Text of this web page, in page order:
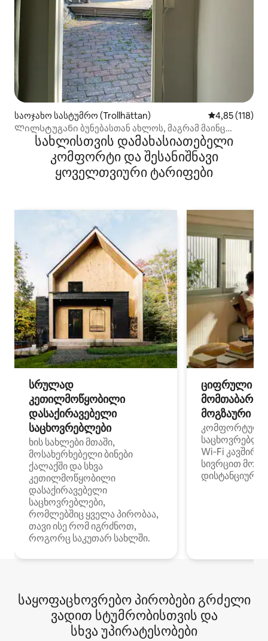
საოჯახო სასტუმრო (Trollhättan) საშუალო
4,85 (118)
Ლილსტუგანი ბუნებასთან ახლოს, მაგრამ მაინც
ცენტრალურ ადგილას
სახლისთვის დამახასიათებელი
კომფორტი და შესანიშნავი
ყოველთვიური ტარიფები
სრულად
კეთილმოწყობილი
დასაქირავებელი
საცხოვრებლები
ხის სახლები მთაში,
მოსახერხებელი ბინები
ქალაქში და სხვა
კეთილმოწყობილი
დასაქირავებელი
საცხოვრებლები,
რომლებშიც ყველა პირობაა,
თავი ისე რომ იგრძნოთ,
როგორც საკუთარ სახლში.
ციფრული
მოგზაური
კომფორტული
Wi‑Fi
სივრცით
დისტანციური
საყოფაცხოვრებო პირობები გრძელი
ვადით სტუმრობისთვის და
სხვა უპირატესობები